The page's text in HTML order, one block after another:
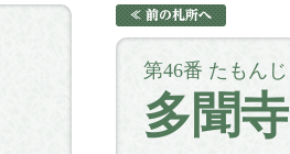
第46番 たもんじ
多聞寺